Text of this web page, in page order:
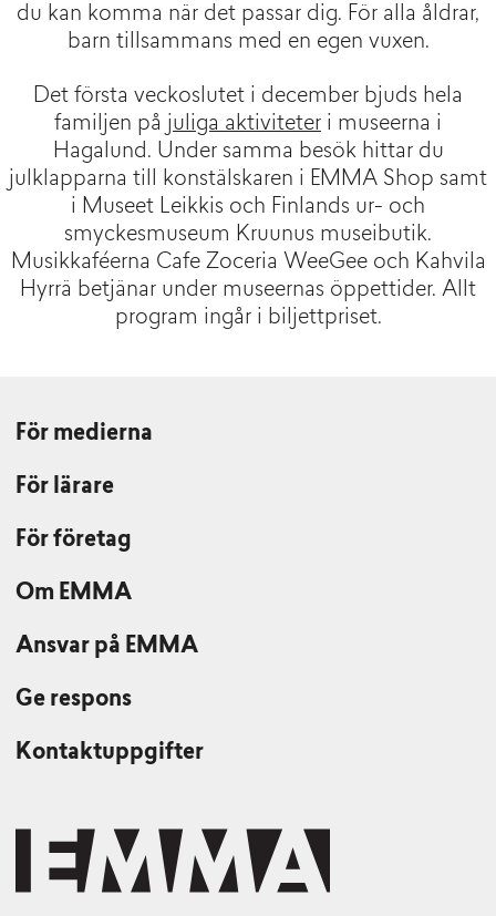
du kan komma när det passar dig. För alla åldrar,
barn tillsammans med en egen vuxen.
Det första veckoslutet i december bjuds hela
familjen på juliga aktiviteter i museerna i
Hagalund. Under samma besök hittar du
julklapparna till konstälskaren i EMMA Shop samt
i Museet Leikkis och Finlands ur- och
smyckesmuseum Kruunus museibutik.
Musikkaféerna Cafe Zoceria WeeGee och Kahvila
Hyrrä betjänar under museernas öppettider. Allt
program ingår i biljettpriset.
För medierna
För lärare
För företag
Om EMMA
Ansvar på EMMA
Ge respons
Kontaktuppgifter